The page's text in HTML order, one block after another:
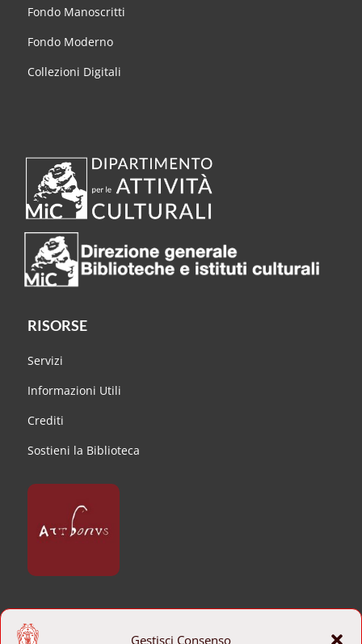
Gestisci Consenso
Fondo Manoscritti
Fondo Moderno
Collezioni Digitali
RISORSE
Servizi
Informazioni Utili
Crediti
Sostieni la Biblioteca
CONTATTI